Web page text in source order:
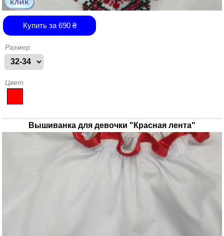
Купить за 690₴
Размер
Цвет
Вышиванка для девочки "Красная лента"